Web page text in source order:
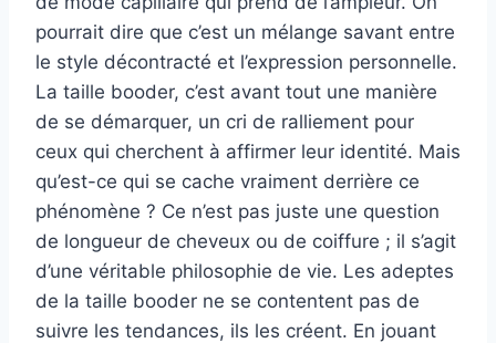
pourrait dire que c’est un mélange savant entre
le style décontracté et l’expression personnelle.
La taille booder, c’est avant tout une manière
de se démarquer, un cri de ralliement pour
ceux qui cherchent à affirmer leur identité. Mais
qu’est-ce qui se cache vraiment derrière ce
phénomène ? Ce n’est pas juste une question
de longueur de cheveux ou de coiffure ; il s’agit
d’une véritable philosophie de vie. Les adeptes
de la taille booder ne se contentent pas de
suivre les tendances, ils les créent. En jouant